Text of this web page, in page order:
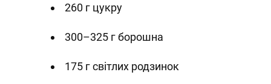
260 г цукру
300–325 г борошна
175 г світлих родзинок